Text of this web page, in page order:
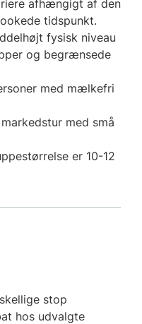
afhængigt af den
tidspunkt.
fysisk niveau
og begrænsede
med mælkefri
med små
er 10-12
stop
hos udvalgte